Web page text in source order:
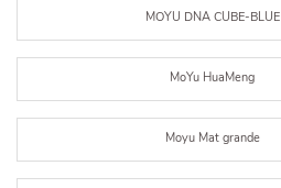
MOYU DNA CUBE-BLUE
MoYu HuaMeng
Moyu Mat grande